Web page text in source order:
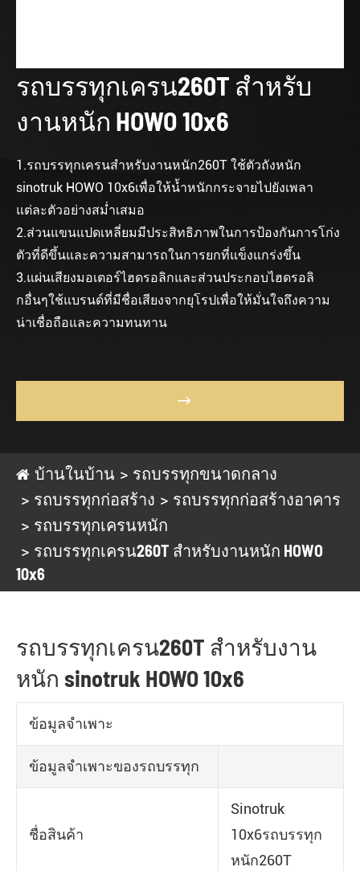
รถบรรทุกเครน260T สำหรับ
งานหนัก HOWO 10x6
1.รถบรรทุกเครนสำหรับงานหนัก260T ใช้ตัวถังหนัก
sinotruk HOWO 10x6เพื่อให้น้ำหนักกระจายไปยังเพลา
แต่ละตัวอย่างสม่ำเสมอ
2.ส่วนแขนแปดเหลี่ยมมีประสิทธิภาพในการป้องกันการโก่ง
ตัวที่ดีขึ้นและความสามารถในการยกที่แข็งแกร่งขึ้น
3.แผ่นเสียงมอเตอร์ไฮดรอลิกและส่วนประกอบไฮดรอลิ
กอื่นๆใช้แบรนด์ที่มีชื่อเสียงจากยุโรปเพื่อให้มั่นใจถึงความ
น่าเชื่อถือและความทนทาน

บ้านในบ้าน
รถบรรทุกขนาดกลาง
รถบรรทุกก่อสร้าง
รถบรรทุกก่อสร้างอาคาร
รถบรรทุกเครนหนัก
รถบรรทุกเครน260T สำหรับงานหนัก HOWO
10x6
รถบรรทุกเครน260T สำหรับงาน
หนัก sinotruk HOWO 10x6
ข้อมูลจำเพาะ
ข้อมูลจำเพาะของรถบรรทุก
ชื่อสินค้า
Sinotruk
10x6รถบรรทุก
หนัก260T